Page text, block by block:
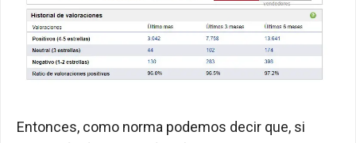
Entonces, como norma podemos decir que, si